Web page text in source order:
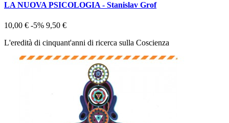
LA NUOVA PSICOLOGIA - Stanislav Grof
10,00 € -5% 9,50 €
L'eredità di cinquant'anni di ricerca sulla Coscienza